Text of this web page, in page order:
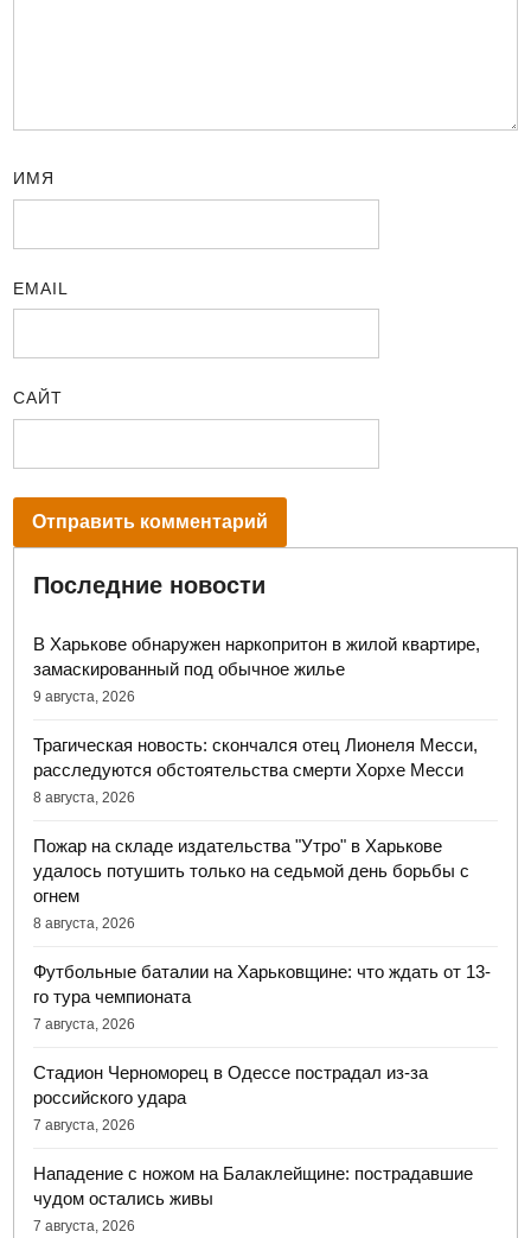
ИМЯ
EMAIL
САЙТ
Последние новости
В Харькове обнаружен наркопритон в жилой квартире,
замаскированный под обычное жилье
9 августа, 2026
Трагическая новость: скончался отец Лионеля Месси,
расследуются обстоятельства смерти Хорхе Месси
8 августа, 2026
Пожар на складе издательства "Утро" в Харькове
удалось потушить только на седьмой день борьбы с
огнем
8 августа, 2026
Футбольные баталии на Харьковщине: что ждать от 13-
го тура чемпионата
7 августа, 2026
Стадион Черноморец в Одессе пострадал из-за
российского удара
7 августа, 2026
Нападение с ножом на Балаклейщине: пострадавшие
чудом остались живы
7 августа, 2026